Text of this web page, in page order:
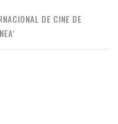
DE CINE DE